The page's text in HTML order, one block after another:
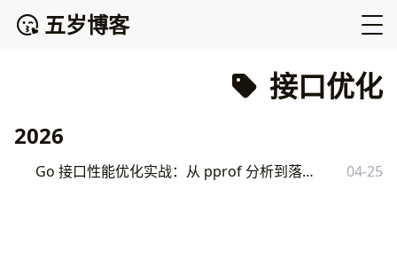
五岁博客
接口优化
2026
Go 接口性能优化实战：从 pprof 分析到落地的完整方案 04-25